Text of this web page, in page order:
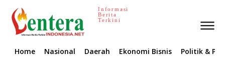
Informasi
Berita
Terkini
Home Nasional Daerah Ekonomi Bisnis Politik &